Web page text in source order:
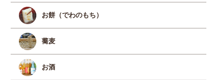
お餅（でわのもち）
蕎麦
お酒